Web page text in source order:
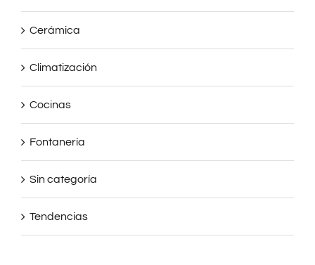
Cerámica
Climatización
Cocinas
Fontanería
Sin categoría
Tendencias